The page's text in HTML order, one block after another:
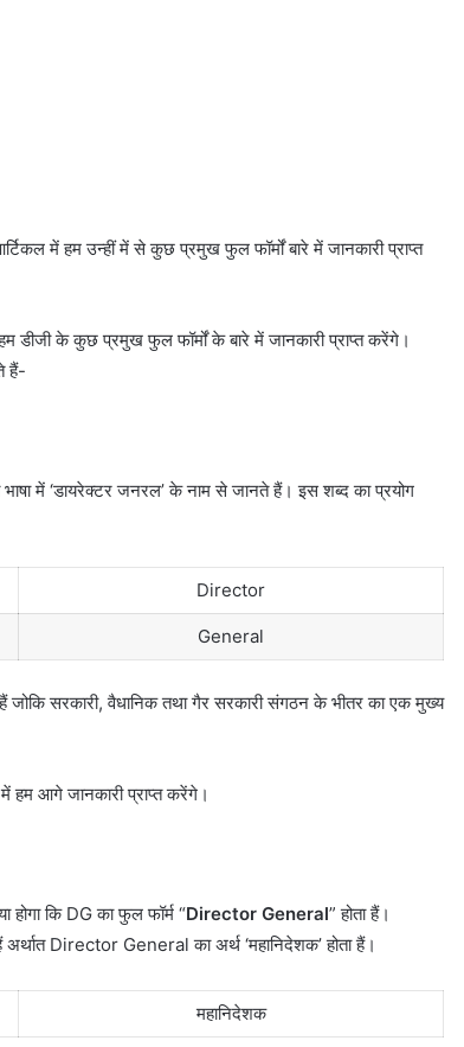
में हम उन्हीं में से कुछ प्रमुख फुल फॉर्मों बारे में जानकारी प्राप्त
डीजी के कुछ प्रमुख फुल फॉर्मों के बारे में जानकारी प्राप्त करेंगे।
हैं-
भाषा में ‘डायरेक्टर जनरल’ के नाम से जानते हैं। इस शब्द का प्रयोग
Director
General
जोकि सरकारी, वैधानिक तथा गैर सरकारी संगठन के भीतर का एक मुख्य
हम आगे जानकारी प्राप्त करेंगे।
कि DG का फुल फॉर्म “Director General” होता हैं।
अर्थात Director General का अर्थ ‘महानिदेशक’ होता हैं।
महानिदेशक